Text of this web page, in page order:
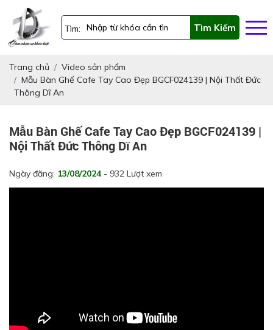
Tìm: Tìm Kiếm
Trang chủ
Video sản phẩm
Mẫu Bàn Ghế Cafe Tay Cao Đẹp BGCF024139 | Nội Thất Đức
Thông Dĩ An
Mẫu Bàn Ghế Cafe Tay Cao Đẹp BGCF024139 |
Nội Thất Đức Thông Dĩ An
Ngày đăng: 13/08/2024 - 932 Lượt xem